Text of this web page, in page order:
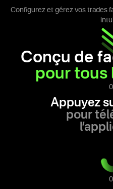
Configurez et gérez vos trades
Conçu de
pour tous
Appuyez
pour